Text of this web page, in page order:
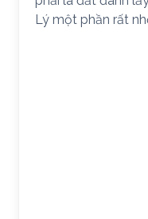
Lý một phần rất